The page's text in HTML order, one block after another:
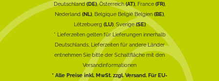
Deutschland(DE), Österreich(AT), France (FR),
Nederland (NL), Belgique België Belgien (BE),
Lëtzebuerg (LU), Sverige(SE)
* Lieferzeiten gelten für Lieferungen innerhalb
Deutschlands, Lieferzeiten für andere Länder
entnehmen Sie bitte der Schaltfläche mit den
Versandinformationen
* Alle Preise inkl. MwSt. zzgl. Versand. Für EU-